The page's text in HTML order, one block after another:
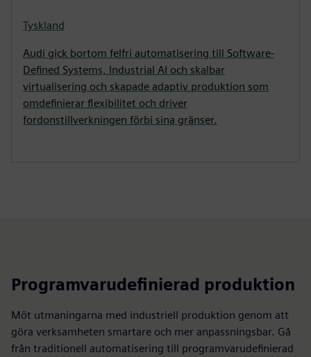
Tyskland
Audi gick bortom felfri automatisering till Software-
Defined Systems, Industrial AI och skalbar
virtualisering och skapade adaptiv produktion som
omdefinierar flexibilitet och driver
fordonstillverkningen förbi sina gränser.
Programvarudefinierad produktion
Möt utmaningarna med industriell produktion genom att
göra verksamheten smartare och mer anpassningsbar. Gå
från traditionell automatisering till programvarudefinierad